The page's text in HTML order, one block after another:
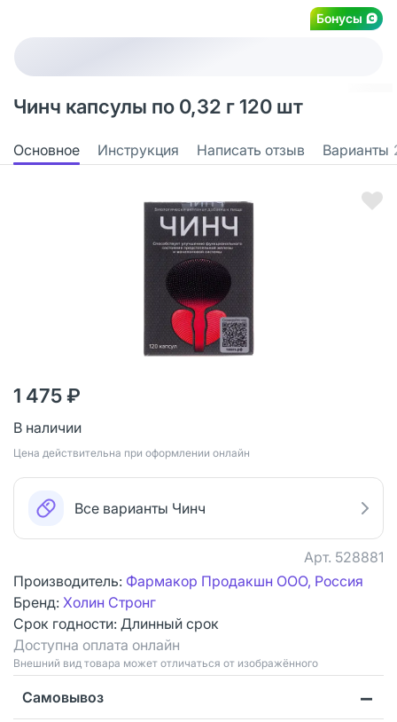
Бонусы
Чинч капсулы по 0,32 г 120 шт
Основное Инструкция Написать отзыв Варианты
1 475 ₽
В наличии
Цена действительна при оформлении онлайн
Все варианты Чинч
Арт. 528881
Производитель: Фармакор Продакшн ООО, Россия
Бренд: Холин Стронг
Срок годности: Длинный срок
Доступна оплата онлайн
Bнешний вид товара может отличаться от изображённого
Самовывоз